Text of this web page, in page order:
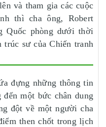
và tham gia các cuộc
thì cha ông, Robert
Quốc phòng dưới thời
trúc sư của Chiến tranh
đựng những thông tin
một bức chân dung
đột về một người cha
then chốt trong lịch